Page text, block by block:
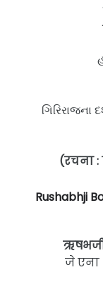
(रचना :
Rushabhji
जे एना